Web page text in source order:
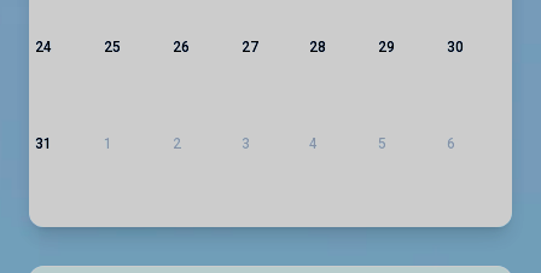
24 25 26 27 28 29 30
31 1 2 3 4 5 6